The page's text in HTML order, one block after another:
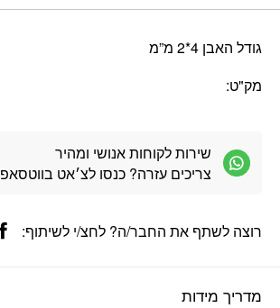
גודל האבן 4*2 מ”מ
מק"ט:
שירות לקוחות אנושי ומהיר
צריכים עזרה? כנסו לצ׳אט בווטסאפ
מדריך מידות
רוצה לשתף את החבר/ה? לחצ/י לשיתוף: